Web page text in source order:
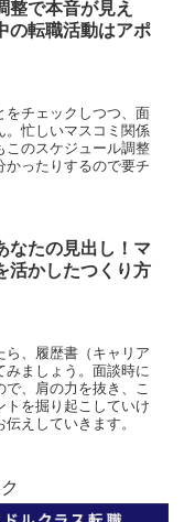
整で本音が見え
の転職活動はアポ
をチェックしつつ、面
。忙しいマスコミ関係
このスケジュール調整
かったりするので要チ
なたの見出し！マ
活かしたつくり方
ら、履歴書（キャリア
みましょう。面談時に
、肩の力を抜き、こ
トを掘り起こしていけ
えしていきます。